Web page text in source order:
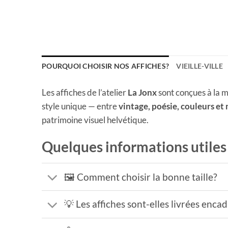
POURQUOI CHOISIR NOS AFFICHES? VIEILLE-VILLE
Les affiches de l’atelierLa Jonxsont conçues à la
style unique — entrevintage, poésie, couleurs et
patrimoine visuel helvétique.
Quelques informations utiles
🖼️ Comment choisir la bonne taille?
💡 Les affiches sont-elles livrées